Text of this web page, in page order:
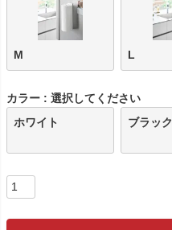
M L
カラー
選択してください
ホワイト
ブラック